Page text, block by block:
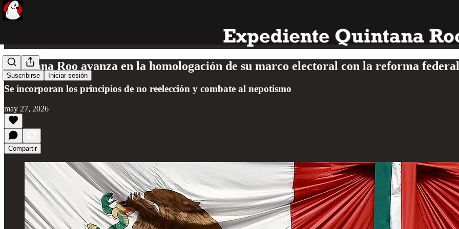
Suscribirse Iniciar sesión
Quintana Roo avanza en la homologación de su marco electoral con la reforma federal
Se incorporan los principios de no reelección y combate al nepotismo
may 27, 2026
Compartir